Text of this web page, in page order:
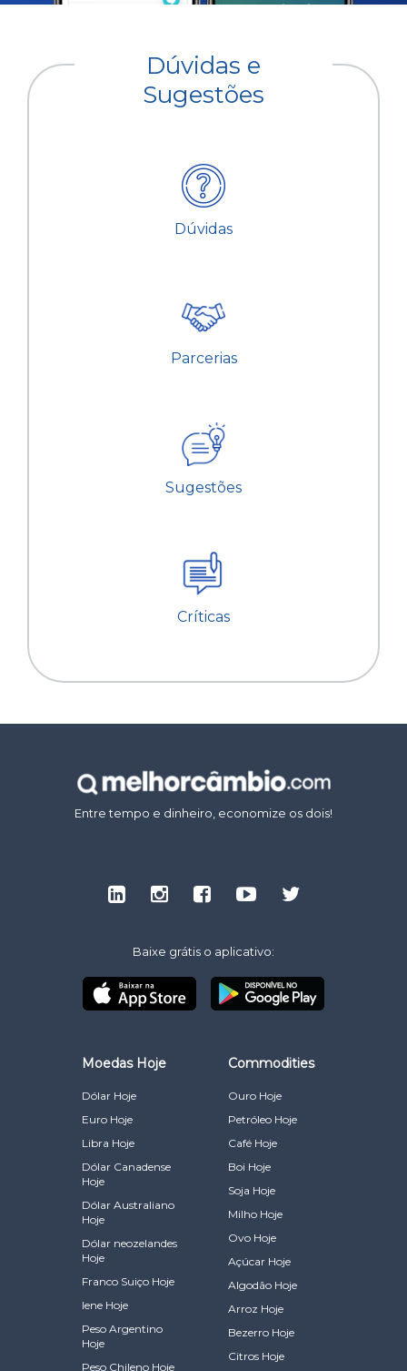
Dúvidas e
Sugestões
Dúvidas
Parcerias
Sugestões
Críticas
Entre tempo e dinheiro, economize os dois!
Baixe grátis o aplicativo:
Moedas Hoje
Dólar Hoje
Euro Hoje
Libra Hoje
Dólar Canadense
Hoje
Dólar Australiano
Hoje
Dólar neozelandes
Hoje
Franco Suiço Hoje
Iene Hoje
Peso Argentino
Hoje
Peso Chileno Hoje
Commodities
Ouro Hoje
Petróleo Hoje
Café Hoje
Boi Hoje
Soja Hoje
Milho Hoje
Ovo Hoje
Açúcar Hoje
Algodão Hoje
Arroz Hoje
Bezerro Hoje
Citros Hoje